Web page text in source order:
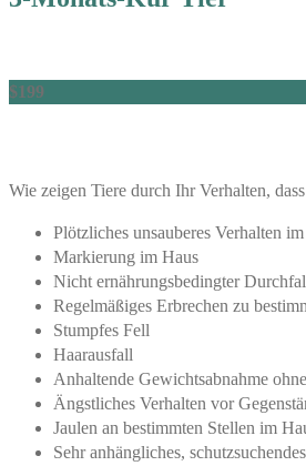
$199
Wie zeigen Tiere durch Ihr Verhalten,
Plötzliches unsauberes Verhalten
Markierung im Haus
Nicht ernährungsbedingter
Regelmäßiges Erbrechen zu
Stumpfes Fell
Haarausfall
Anhaltende Gewichtsabnahme
Ängstliches Verhalten vor
Jaulen an bestimmten Stellen im
Sehr anhängliches,